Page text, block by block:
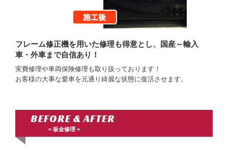
フレーム修正機を用いた修理も得意とし、国産～輸入
車・外車まで自信あり！
実費修理や車両保険修理も取り扱っております！
お客様の大事な愛車を元通り綺麗な状態に復活させます。
BEFORE & AFTER
板金修理